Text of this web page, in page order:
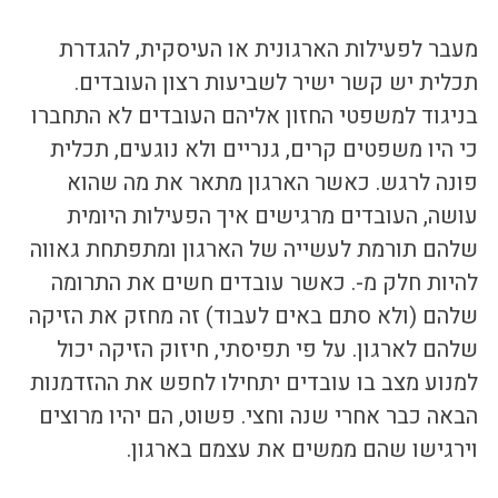
מעבר לפעילות הארגונית או העיסקית, להגדרת
תכלית יש קשר ישיר לשביעות רצון העובדים.
בניגוד למשפטי החזון אליהם העובדים לא התחברו
כי היו משפטים קרים, גנריים ולא נוגעים, תכלית
פונה לרגש. כאשר הארגון מתאר את מה שהוא
עושה, העובדים מרגישים איך הפעילות היומית
שלהם תורמת לעשייה של הארגון ומתפתחת גאווה
להיות חלק מ-. כאשר עובדים חשים את התרומה
שלהם (ולא סתם באים לעבוד) זה מחזק את הזיקה
שלהם לארגון. על פי תפיסתי, חיזוק הזיקה יכול
למנוע מצב בו עובדים יתחילו לחפש את ההזדמנות
הבאה כבר אחרי שנה וחצי. פשוט, הם יהיו מרוצים
וירגישו שהם ממשים את עצמם בארגון.